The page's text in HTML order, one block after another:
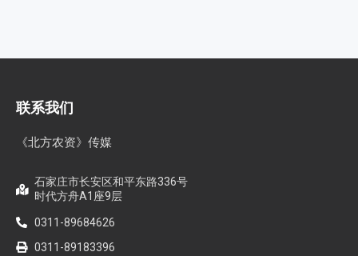
联系我们
《北方农资》传媒
石家庄市长安区和平东路336号
时代方舟A1座9层
0311-89684626
0311-89183396